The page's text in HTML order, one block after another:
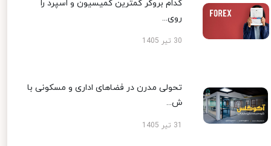
کدام بروکر کمترین کمیسیون و اسپرد را
روی...
30 تیر 1405
تحولی مدرن در فضاهای اداری و مسکونی با
ش...